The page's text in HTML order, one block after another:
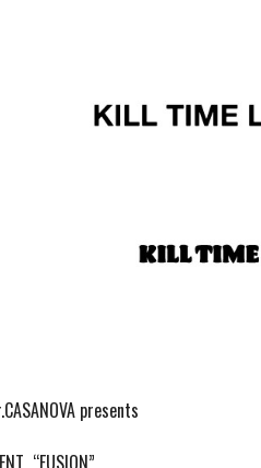
presents
“FUSION”